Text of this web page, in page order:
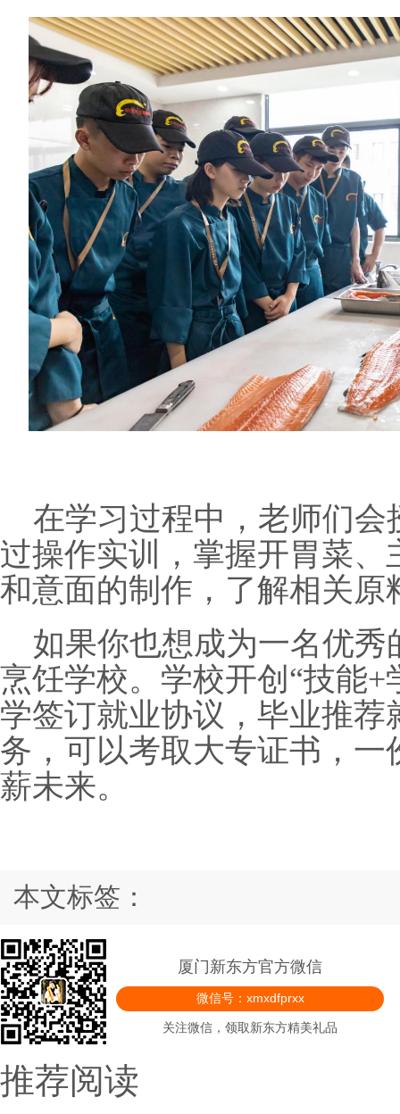
在学习过程中，老师们
过操作实训，掌握开胃菜
和意面的制作，了解相关
如果你也想成为一名优
烹饪学校。学校开创“技能
学签订就业协议，毕业推
务，可以考取大专证书，
薪未来。
本文标签：
厦门新东方官方微信
微信号：xmxdfprxx
关注微信，领取新东方精美礼品
推荐阅读